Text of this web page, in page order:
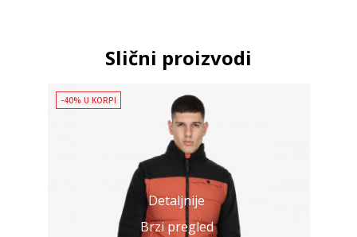
Slični proizvodi
Detaljnije
Brzi pregled
-40% U KORPI